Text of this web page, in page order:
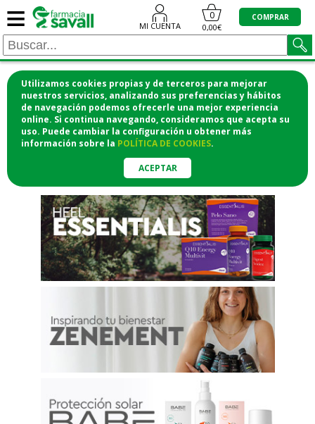
Utilizamos cookies propias y de terceros para mejorar
nuestros servicios, analizando sus preferencias y hábitos
de navegación podemos ofrecerle una mejor experiencia
online. Si continua navegando, consideramos que acepta su
uso. Puede cambiar la configuración u obtener más
información sobre la POLÍTICA DE COOKIES.
ACEPTAR
≡ MI CUENTA
0
0,00€
COMPRAR
¡COMPRA CÓMODAMENTE
DESDE CASA Y RECOGE EN LA
FARMACIA!o si lo prefieres te lo mandamos
a casa